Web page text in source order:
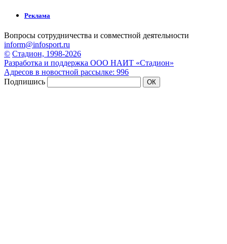
Реклама
Вопросы сотрудничества и совместной деятельности
inform@infosport.ru
© Стадион, 1998-2026
Разработка и поддержка ООО НАИТ «Стадион»
Адресов в новостной рассылке: 996
Подпишись